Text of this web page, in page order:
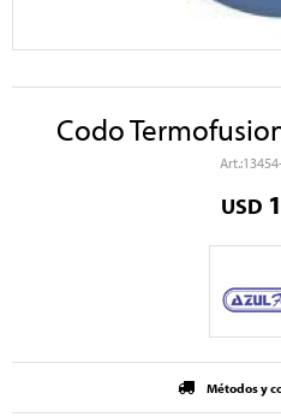
Codo
USD
Métodos y